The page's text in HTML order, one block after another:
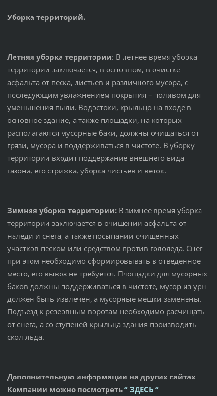
Уборка территорий.
Летняя уборка территории: В летнее время уборка
территории заключается, в основном, в очистке
асфальта от песка, листьев и различного мусора, с
последующим увлажнением покрытия – поливом для
уменьшения пыли. Водостоки, крыльцо на входе в
основное здание, а также площадки, на которых
располагаются мусорные баки, должны очищаться от
грязи, мусора и поддерживаться в чистоте. В уборку
территории входит поддержание внешнего вида
газона, его стрижка, уборка листьев и веток.
Зимняя уборка территории:В зимнее время уборка
территории заключается в очищении асфальта от
наледи и снега, а также посыпании очищенных
участков песком или средством против гололеда. Снег
при этом необходимо сформировывать в отведенное
место, его вывоз не требуется. Площадки для мусорных
баков должны поддерживаться в чистоте, мусор из урн
должен быть извлечен, а мусорные мешки заменены.
Подъезд к резервным воротам необходимо расчищать
от снега, а со ступеней крыльца здания производить
скол льда.
Дополнительную информации на других сайтах
Компании можно посмотреть “ ЗДЕСЬ “